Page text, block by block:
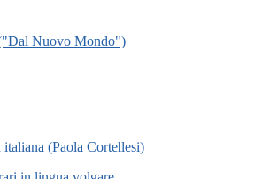
Nuovo Mondo")
(Paola Cortellesi)